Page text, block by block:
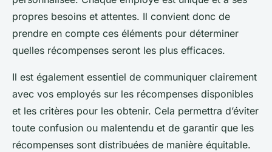
propres besoins et attentes. Il convient donc de
prendre en compte ces éléments pour déterminer
quelles récompenses seront les plus efficaces.
Il est également essentiel de communiquer clairement
avec vos employés sur les récompenses disponibles
et les critères pour les obtenir. Cela permettra d’éviter
toute confusion ou malentendu et de garantir que les
récompenses sont distribuées de manière équitable.